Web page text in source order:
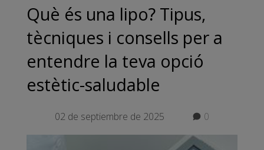
Què és una lipo? Tipus,
tècniques i consells per a
entendre la teva opció
estètic-saludable
02 de septiembre de 2025 0